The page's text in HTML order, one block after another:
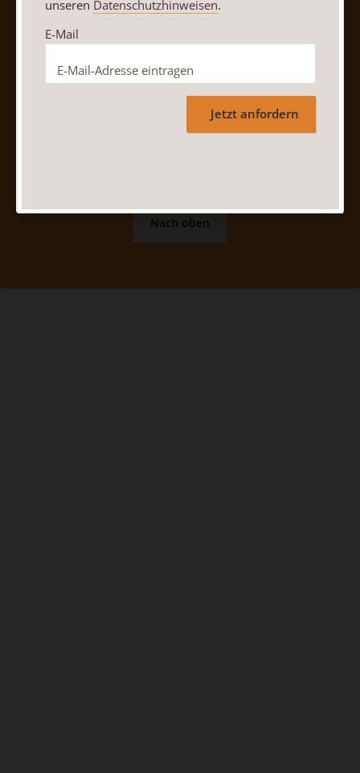
Vertrag widerrufen
Nach oben
unseren Datenschutzhinweisen.
E-Mail
Jetzt anfordern